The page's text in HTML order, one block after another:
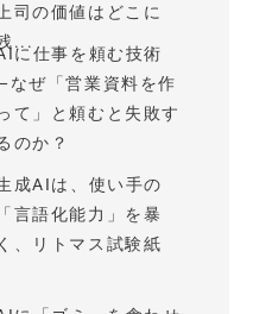
司の価値はどこに
...
に仕事を頼む技術
なぜ「営業資料を作
て」と頼むと失敗す
のか？
成AIは、使い手の
「言語化能力」を暴
く、リトマス試験紙